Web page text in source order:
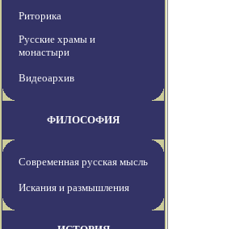
Риторика
Русские храмы и
монастыри
Видеоархив
ФИЛОСОФИЯ
Современная русская мысль
Искания и размышления